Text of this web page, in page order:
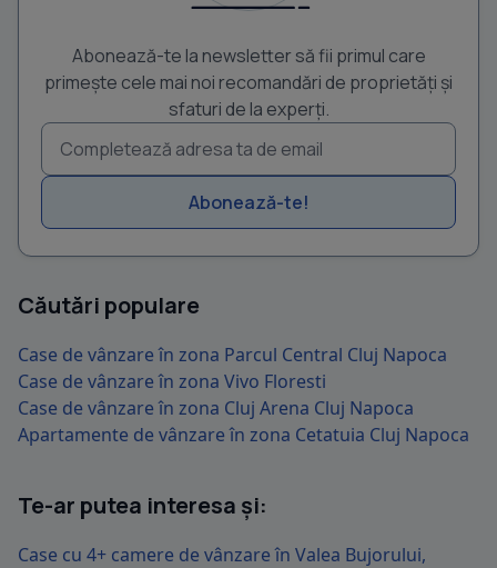
Abonează-te la newsletter să fii primul care
primește cele mai noi recomandări de proprietăți și
sfaturi de la experți.
Abonează-te!
Căutări populare
Case de vânzare în zona Parcul Central Cluj Napoca
Case de vânzare în zona Vivo Floresti
Case de vânzare în zona Cluj Arena Cluj Napoca
Apartamente de vânzare în zona Cetatuia Cluj Napoca
Te-ar putea interesa și:
Case cu 4+ camere de vânzare în Valea Bujorului,